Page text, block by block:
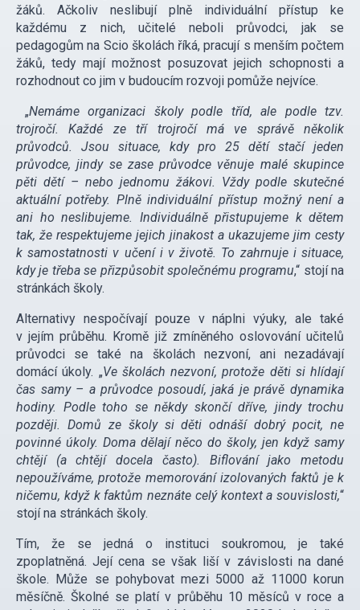
žáků. Ačkoliv neslibují plně individuální přístup ke
každému z nich, učitelé neboli průvodci, jak se
pedagogům na Scio školách říká, pracují s menším počtem
žáků, tedy mají možnost posuzovat jejich schopnosti a
rozhodnout co jim v budoucím rozvoji pomůže nejvíce.
„Nemáme organizaci školy podle tříd, ale podle tzv.
trojročí. Každé ze tří trojročí má ve správě několik
průvodců. Jsou situace, kdy pro 25 dětí stačí jeden
průvodce, jindy se zase průvodce věnuje malé skupince
pěti dětí – nebo jednomu žákovi. Vždy podle skutečné
aktuální potřeby. Plně individuální přístup možný není a
ani ho neslibujeme. Individuálně přistupujeme k dětem
tak, že respektujeme jejich jinakost a ukazujeme jim cesty
k samostatnosti v učení i v životě. To zahrnuje i situace,
kdy je třeba se přizpůsobit společnému programu,“ stojí na
stránkách školy.
Alternativy nespočívají pouze v náplni výuky, ale také
v jejím průběhu. Kromě již zmíněného oslovování učitelů
průvodci se také na školách nezvoní, ani nezadávají
domácí úkoly. „Ve školách nezvoní, protože děti si hlídají
čas samy – a průvodce posoudí, jaká je právě dynamika
hodiny. Podle toho se někdy skončí dříve, jindy trochu
později. Domů ze školy si děti odnáší dobrý pocit, ne
povinné úkoly. Doma dělají něco do školy, jen když samy
chtějí (a chtějí docela často). Biflování jako metodu
nepoužíváme, protože memorování izolovaných faktů je k
ničemu, když k faktům neznáte celý kontext a souvislosti,“
stojí na stránkách školy.
Tím, že se jedná o instituci soukromou, je také
zpoplatněná. Její cena se však liší v závislosti na dané
škole. Může se pohybovat mezi 5000 až 11000 korun
měsíčně. Školné se platí v průběhu 10 měsíců v roce a